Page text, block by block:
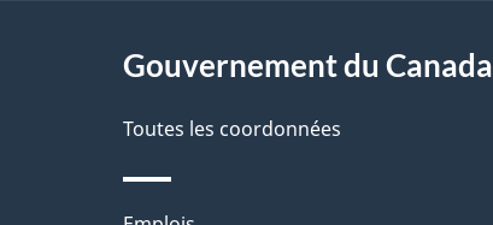
d
e
l
Gouvernement du Canada
Toutes les coordonnées